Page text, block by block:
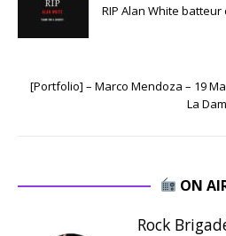
RIP Alan White batteur
[Portfolio] – Marco Mendoza – 19
La
ON
Rock